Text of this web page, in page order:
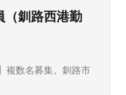
（釧路西港勤
複数名募集。釧路市